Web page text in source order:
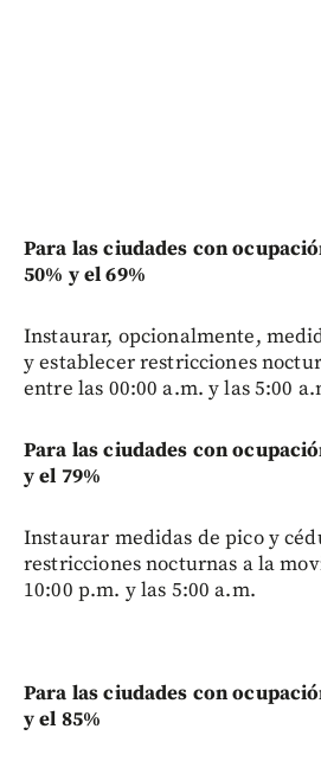
Para las ciudades con
50% y el 69%
Instaurar, opcionalmente,
y establecer restricciones
entre las 00:00 a.m. y las 5:00
Para las ciudades con
y el 79%
Instaurar medidas de pico y
restricciones nocturnas a la
10:00 p.m. y las 5:00 a.m.
Para las ciudades con
y el 85%